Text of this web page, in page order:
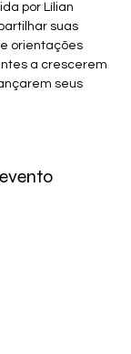
por Lílian
suas
orientações
a crescerem
seus